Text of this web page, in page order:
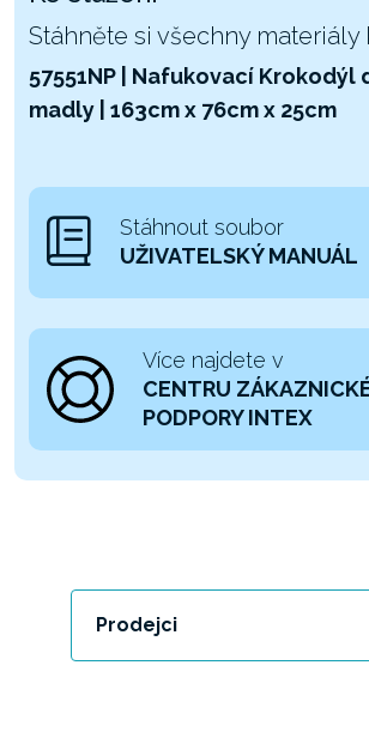
Stáhněte si všechny
57551NP | Nafukovací Krokodýl
madly | 163cm x 76cm x 25cm
Stáhnout soubor
UŽIVATELSKÝ MANUÁL
Více najdete v
CENTRU
PODPORY INTEX
Prodejci